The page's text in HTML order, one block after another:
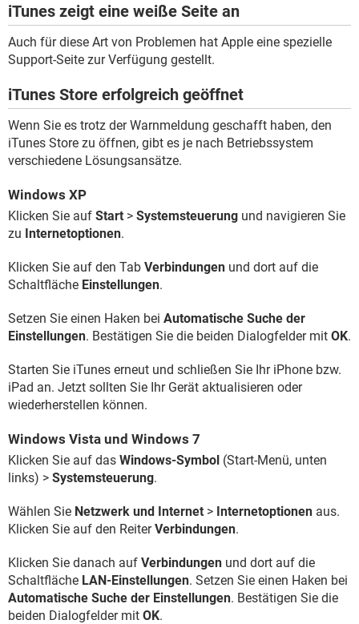
iTunes zeigt eine weiße Seite an
Auch für diese Art von Problemen hat Apple eine spezielle
Support-Seite zur Verfügung gestellt.
iTunes Store erfolgreich geöffnet
Wenn Sie es trotz der Warnmeldung geschafft haben, den
iTunes Store zu öffnen, gibt es je nach Betriebssystem
verschiedene Lösungsansätze.
Windows XP
Klicken Sie auf Start > Systemsteuerung und navigieren Sie
zu Internetoptionen.
Klicken Sie auf den Tab Verbindungen und dort auf die
Schaltfläche Einstellungen.
Setzen Sie einen Haken bei Automatische Suche der
Einstellungen. Bestätigen Sie die beiden Dialogfelder mit OK.
Starten Sie iTunes erneut und schließen Sie Ihr iPhone bzw.
iPad an. Jetzt sollten Sie Ihr Gerät aktualisieren oder
wiederherstellen können.
Windows Vista und Windows 7
Klicken Sie auf das Windows-Symbol (Start-Menü, unten
links) > Systemsteuerung.
Wählen Sie Netzwerk und Internet > Internetoptionen aus.
Klicken Sie auf den ReiterVerbindungen.
Klicken Sie danach auf Verbindungen und dort auf die
Schaltfläche LAN-Einstellungen. Setzen Sie einen Haken bei
Automatische Suche der Einstellungen. Bestätigen Sie die
beiden Dialogfelder mit OK.